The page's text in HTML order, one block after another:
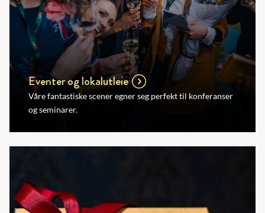
Eventer og lokalutleie
Våre fantastiske scener egner seg perfekt til konferanser
og seminarer.